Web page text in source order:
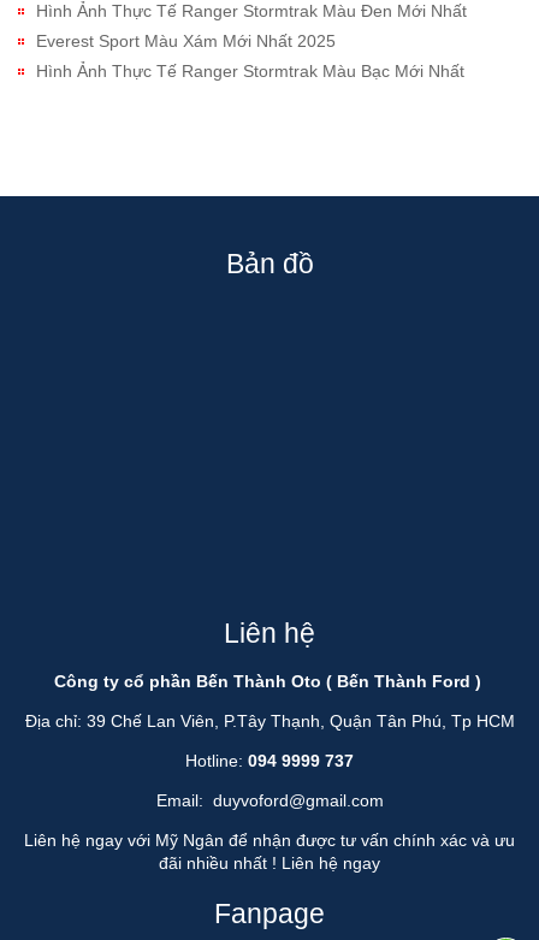
Hình Ảnh Thực Tế Ranger Stormtrak Màu Đen Mới Nhất
Everest Sport Màu Xám Mới Nhất 2025
Hình Ảnh Thực Tế Ranger Stormtrak Màu Bạc Mới Nhất
Bản đồ
Liên hệ
Công ty cổ phần Bến Thành Oto ( Bến Thành Ford )
Địa chỉ: 39 Chế Lan Viên, P.Tây Thạnh, Quận Tân Phú, Tp HCM
Hotline: 094 9999 737
Email: duyvoford@gmail.com
Liên hệ ngay với Mỹ Ngân để nhận được tư vấn chính xác và ưu
đãi nhiều nhất ! Liên hệ ngay
Fanpage